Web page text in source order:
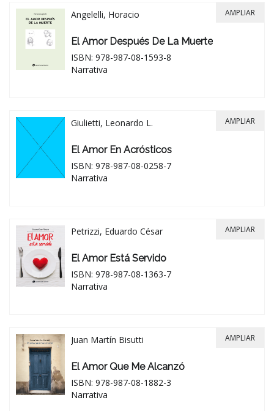
Angelelli, Horacio
El Amor Después De La Muerte
ISBN: 978-987-08-1593-8
Narrativa
AMPLIAR
Giulietti, Leonardo L.
El Amor En Acrósticos
ISBN: 978-987-08-0258-7
Narrativa
AMPLIAR
Petrizzi, Eduardo César
El Amor Está Servido
ISBN: 978-987-08-1363-7
Narrativa
AMPLIAR
Juan Martín Bisutti
El Amor Que Me Alcanzó
ISBN: 978-987-08-1882-3
Narrativa
AMPLIAR